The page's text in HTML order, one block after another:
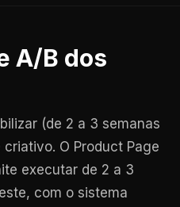
A/B dos
(de 2 a 3 semanas
O Product Page
executar de 2 a 3
com o sistema